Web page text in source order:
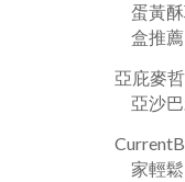
蛋黃
盒推
亞庇麥
亞沙
家輕